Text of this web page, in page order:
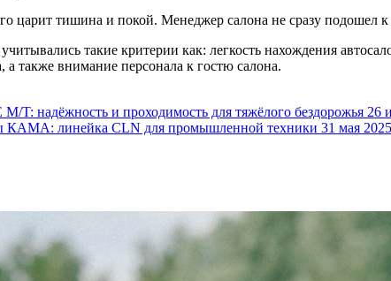
царит тишина и покой. Менеджер салона не сразу подошел
такие критерии как: легкость нахождения
а также внимание персонала к гостю салона.
надёжность и проходимость для тяжёлого бездорожья 26
КАМА: линейка CLN для промышленной техники 31 мая 2025